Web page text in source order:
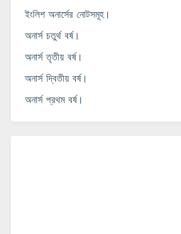
ইংলিশ অনার্সের নোটসমূহ।
অনার্স চতুর্থ বর্ষ।
অনার্স তৃতীয় বর্ষ।
অনার্স দ্বিতীয় বর্ষ।
অনার্স প্রথম বর্ষ।